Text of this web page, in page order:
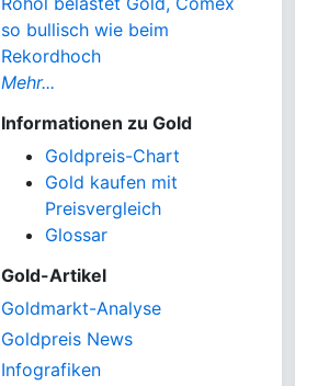
so bullisch wie beim
Rekordhoch
Mehr...
Informationen zu Gold
Goldpreis-Chart
Gold kaufen mit
Preisvergleich
Glossar
Gold-Artikel
Goldmarkt-Analyse
Goldpreis News
Infografiken